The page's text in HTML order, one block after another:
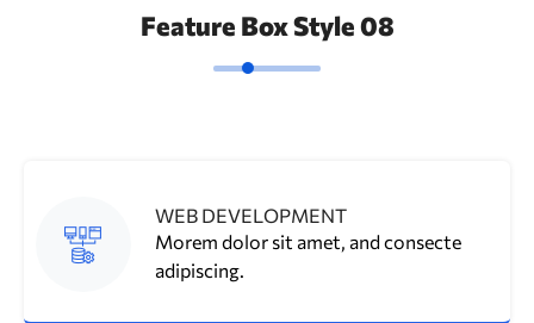
Feature Box Style 08
WEB DEVELOPMENT
Morem dolor sit amet, and consecte
adipiscing.